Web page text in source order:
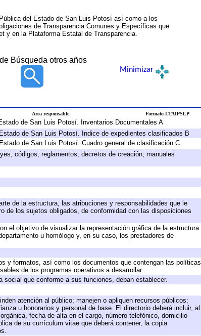
del Estado de San Luis Potosí así como a los
de Transparencia Comunes y Específicas que
y en la Plataforma Estatal de Transparencia.
Búsqueda otros años
Minimizar
Area responsable Formato LTAIPSLP
de San Luis Potosí. Inventarios Documentales A
de San Luis Potosí. Indice de expedientes clasificados B
de San Luis Potosí. Cuadro general de clasificación C
códigos, reglamentos, decretos de creación, manuales
de la estructura, las atribuciones y responsabilidades que le
de los sujetos obligados, de conformidad con las disposiciones
el objetivo de visualizar la representación gráfica de la estructura
u homólogo y, en su caso, los prestadores de
y formatos, así como los documentos que contengan las políticas
de los programas operativos a desarrollar.
que conforme a sus funciones, deban establecer.
atención al público; manejen o apliquen recursos públicos;
u honorarios y personal de base. El directorio deberá incluir, al
fecha de alta en el cargo, número telefónico, domicilio
de su currículum vitae que deberá contener, la copia